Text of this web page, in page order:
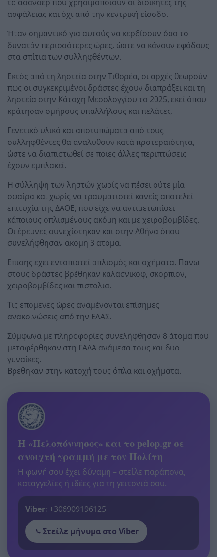
τα ασανσέρ που χρησιμοποιούν οι διοικητές της
ασφάλειας και όχι από την κεντρική είσοδο.
Ήταν σημαντικό για αυτούς να κερδίσουν όσο το
δυνατόν περισσότερες ώρες, ώστε να κάνουν εφόδους
στα σπίτια των συλληφθέντων.
Εκτός από τη ληστεία στην Τιθορέα, οι αρχές θεωρούν
πως οι συγκεκριμένοι δράστες έχουν διαπράξει και τη
ληστεία στην Κάτοχη Μεσολογγίου το 2025, εκεί όπου
κράτησαν ομήρους υπαλλήλους και πελάτες.
Γενετικό υλικό και αποτυπώματα από τους
συλληφθέντες θα αναλυθούν κατά προτεραιότητα,
ώστε να διαπιστωθεί σε ποιες άλλες περιπτώσεις
έχουν εμπλακεί.
Η σύλληψη των ληστών χωρίς να πέσει ούτε μία
σφαίρα και χωρίς να τραυματιστεί κανείς αποτελεί
επιτυχία της ΔΑΟΕ, που είχε να αντιμετωπίσει
κάποιους οπλισμένους ακόμη και με χειροβομβίδες.
Οι έρευνες συνεχίστηκαν και στην Αθήνα όπου
συνελήφθησαν ακομη 3 ατομα.
Επισης εχει εντοπιστεί οπλισμός και οχήματα. Πανω
στους δράστες βρέθηκαν καλασνικοφ, σκορπιον,
χειροβομβίδες και πιστολια.
Τις επόμενες ώρες αναμένονται επίσημες
ανακοινώσεις από την ΕΛΑΣ.
Σύμφωνα με πληροφορίες συνελήφθησαν 8 άτομα που
μεταφέρθηκαν στη ΓΑΔΑ ανάμεσα τους και δυο
γυναίκες.
Βρεθηκαν στην κατοχή τους όπλα και οχήματα.
Η «Πελοπόννησος» και το pelop.gr σε
ανοιχτή γραμμή με τον Πολίτη
Η φωνή σου έχει δύναμη – στείλε παράπονα,
καταγγελίες ή ιδέες για τη γειτονιά σου.
Viber: +306909196125
Στείλε μήνυμα στο Viber